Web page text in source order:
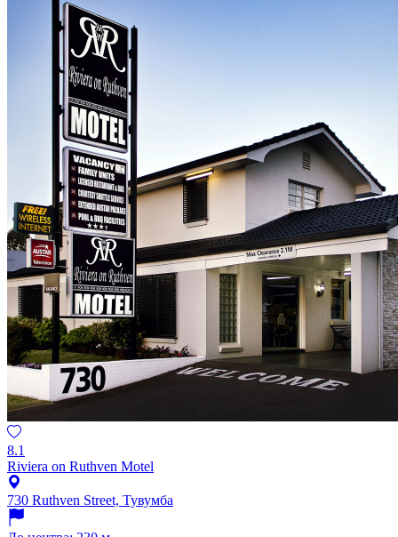
8.1
Riviera on Ruthven Motel
730 Ruthven Street, Тувумба